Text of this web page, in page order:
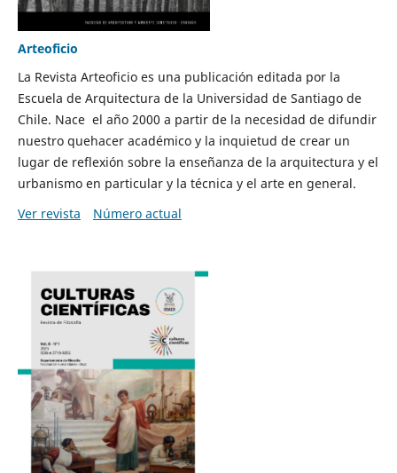
Arteoficio
La Revista Arteoficio es una publicación editada por la
Escuela de Arquitectura de la Universidad de Santiago de
Chile. Nace el año 2000 a partir de la necesidad de difundir
nuestro quehacer académico y la inquietud de crear un
lugar de reflexión sobre la enseñanza de la arquitectura y el
urbanismo en particular y la técnica y el arte en general.
Ver revista
Número actual